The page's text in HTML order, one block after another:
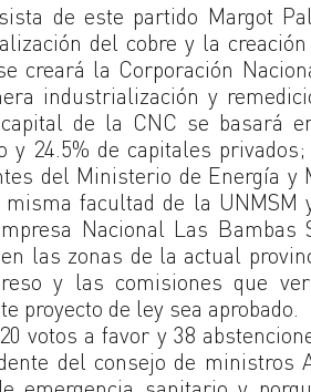
de este partido Margot
del cobre y la
creará la Corporación
industrialización y
de la CNC se basará
y 24.5% de capitales
del Ministerio de Energía y
facultad de la UNMSM
Nacional Las Bambas
las zonas de la actual
y las comisiones que
proyecto de ley sea aprobado.
votos a favor y 38
del consejo de ministros